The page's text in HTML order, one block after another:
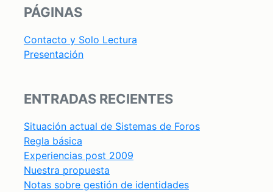
PÁGINAS
Contacto y Solo Lectura
Presentación
ENTRADAS RECIENTES
Situación actual de Sistemas de Foros
Regla básica
Experiencias post 2009
Nuestra propuesta
Notas sobre gestión de identidades